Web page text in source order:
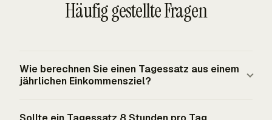
Häufig gestellte Fragen
Wie berechnen Sie einen Tagessatz aus einem
jährlichen Einkommensziel?